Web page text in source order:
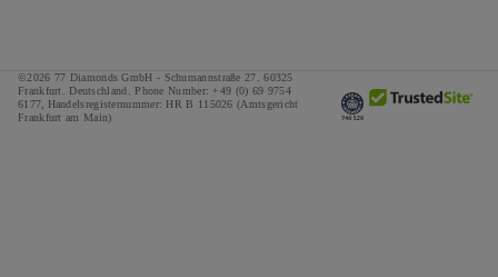
©2026 77 Diamonds GmbH - Schumannstraße 27. 60325
Frankfurt. Deutschland. Phone Number: +49 (0) 69 9754
6177,
Handelsregisternummer: HR B 115026 (Amtsgericht
Frankfurt am Main)